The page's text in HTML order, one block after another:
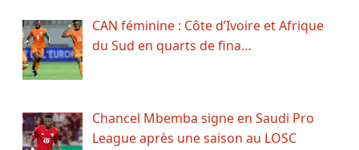
CAN féminine : Côte d’Ivoire et Afrique
du Sud en quarts de fina…
Chancel Mbemba signe en Saudi Pro
League après une saison au LOSC